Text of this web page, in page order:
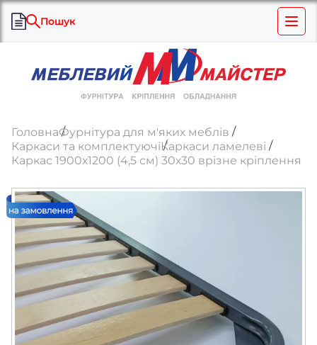
Пошук
ГоловнаФурнітура для м'яких меблів
Каркаси та комплектуючіКаркаси ламелеві
Каркас 1900х1200 (4,5 см) 30х30 врізне кріплення